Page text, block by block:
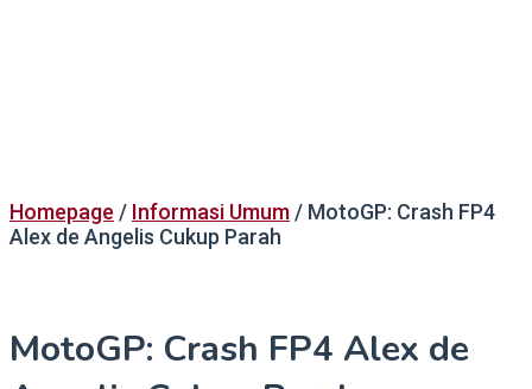
Homepage / Informasi Umum / MotoGP: Crash FP4
Alex de Angelis Cukup Parah
MotoGP: Crash FP4 Alex de